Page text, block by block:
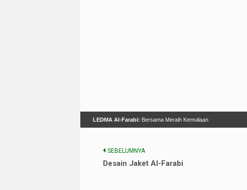
LEDMA Al-Farabi: Bersama Meraih Kemuliaan
SEBELUMNYA
Desain Jaket Al-Farabi